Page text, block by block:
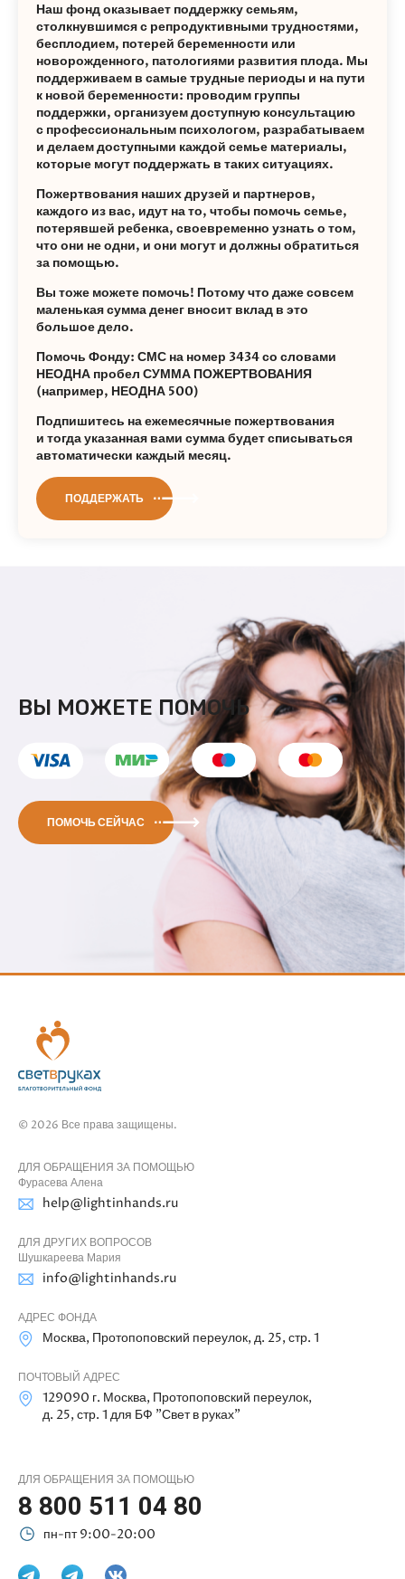
Наш фонд оказывает поддержку семьям,
столкнувшимся с репродуктивными трудностями,
бесплодием, потерей беременности или
новорожденного, патологиями развития плода. Мы
поддерживаем в самые трудные периоды и на пути
к новой беременности: проводим группы
поддержки, организуем доступную консультацию
с профессиональным психологом, разрабатываем
и делаем доступными каждой семье материалы,
которые могут поддержать в таких ситуациях.
Пожертвования наших друзей и партнеров,
каждого из вас, идут на то, чтобы помочь семье,
потерявшей ребенка, своевременно узнать о том,
что они не одни, и они могут и должны обратиться
за помощью.
Вы тоже можете помочь! Потому что даже совсем
маленькая сумма денег вносит вклад в это
большое дело.
Помочь Фонду: СМС на номер 3434 со словами
НЕОДНА пробел СУММА ПОЖЕРТВОВАНИЯ
(например, НЕОДНА 500)
Подпишитесь на ежемесячные пожертвования
и тогда указанная вами сумма будет списываться
автоматически каждый месяц.
ПОДДЕРЖАТЬ
ВЫ МОЖЕТЕ ПОМОЧЬ
ПОМОЧЬ СЕЙЧАС
© 2026 Все права защищены.
ДЛЯ ОБРАЩЕНИЯ ЗА ПОМОЩЬЮ
Фурасева Алена
help@lightinhands.ru
ДЛЯ ДРУГИХ ВОПРОСОВ
Шушкареева Мария
info@lightinhands.ru
АДРЕС ФОНДА
Москва, Протопоповский переулок, д. 25, стр. 1
ПОЧТОВЫЙ АДРЕС
129090 г. Москва, Протопоповский переулок,
д. 25, стр. 1 для БФ "Свет в руках"
ДЛЯ ОБРАЩЕНИЯ ЗА ПОМОЩЬЮ
8 800 511 04 80
пн-пт 9:00-20:00